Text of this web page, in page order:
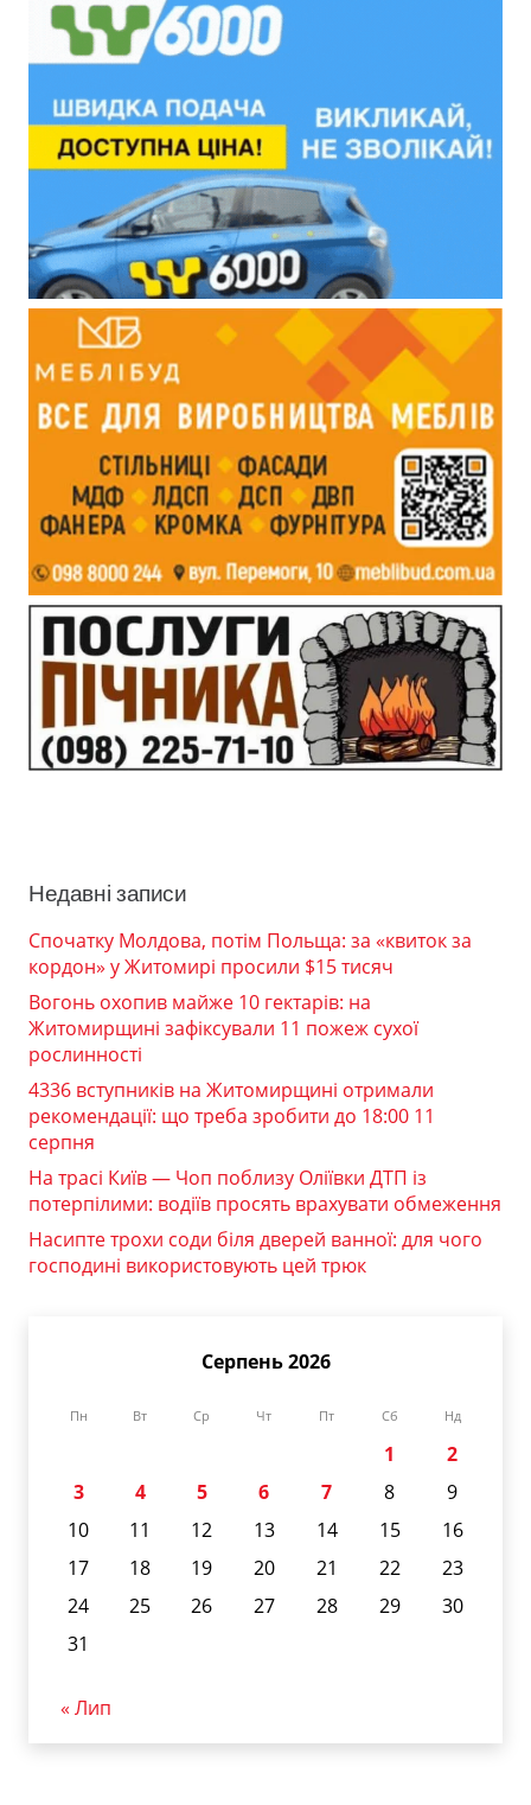
Недавні записи
Спочатку Молдова, потім Польща: за «квиток за
кордон» у Житомирі просили $15 тисяч
Вогонь охопив майже 10 гектарів: на
Житомирщині зафіксували 11 пожеж сухої
рослинності
4336 вступників на Житомирщині отримали
рекомендації: що треба зробити до 18:00 11
серпня
На трасі Київ — Чоп поблизу Оліївки ДТП із
потерпілими: водіїв просять врахувати обмеження
Насипте трохи соди біля дверей ванної: для чого
господині використовують цей трюк
Серпень 2026
Пн Вт Ср Чт Пт Сб Нд
1
2
3
4 5 6 7 8
9
10
11 12 13 14 15
16
17
18 19 20 21 22
23
24
25 26 27 28 29
30
31
« Лип